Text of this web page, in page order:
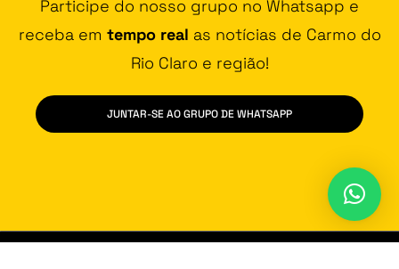
Participe do nosso grupo no Whatsapp e
receba em tempo real as notícias de Carmo do
Rio Claro e região!
JUNTAR-SE AO GRUPO DE WHATSAPP